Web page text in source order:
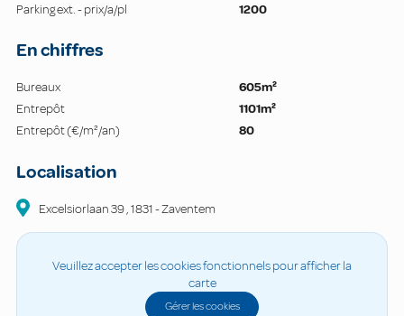
Parking ext. - prix/a/pl
1200
En chiffres
Bureaux
605m²
Entrepôt
1101m²
Entrepôt (€/m²/an)
80
Localisation
Excelsiorlaan39,1831-Zaventem
Veuillez accepter les cookies fonctionnels pour afficher la
carte
Gérer les cookies